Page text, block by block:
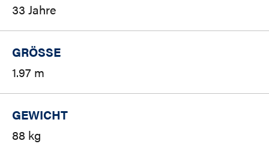
33 Jahre
GRÖSSE
1.97 m
GEWICHT
88 kg